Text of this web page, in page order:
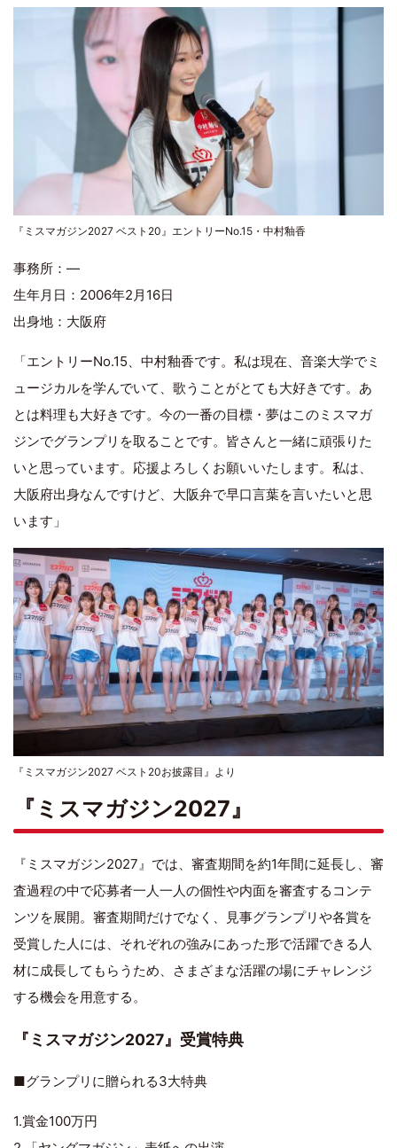
『ミスマガジン2027 ベスト20』エントリーNo.15・中村釉香
事務所：―
生年月日：2006年2月16日
出身地：大阪府
「エントリーNo.15、中村釉香です。私は現在、音楽大学でミ
ュージカルを学んでいて、歌うことがとても大好きです。あ
とは料理も大好きです。今の一番の目標・夢はこのミスマガ
ジンでグランプリを取ることです。皆さんと一緒に頑張りた
いと思っています。応援よろしくお願いいたします。私は、
大阪府出身なんですけど、大阪弁で早口言葉を言いたいと思
います」
『ミスマガジン2027 ベスト20お披露目』より
『ミスマガジン2027』
『ミスマガジン2027』では、審査期間を約1年間に延長し、審
査過程の中で応募者一人一人の個性や内面を審査するコンテ
ンツを展開。審査期間だけでなく、見事グランプリや各賞を
受賞した人には、それぞれの強みにあった形で活躍できる人
材に成長してもらうため、さまざまな活躍の場にチャレンジ
する機会を用意する。
『ミスマガジン2027』受賞特典
■グランプリに贈られる3大特典
1.賞金100万円